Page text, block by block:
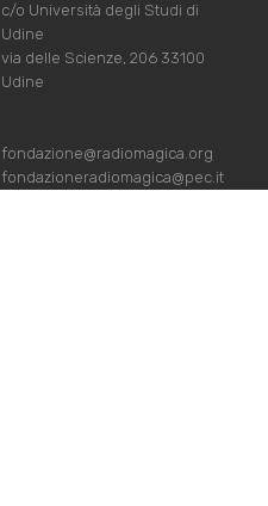
c/o Università degli Studi di
Udine
via delle Scienze, 206 33100
Udine
fondazione@radiomagica.org
fondazioneradiomagica@pec.it